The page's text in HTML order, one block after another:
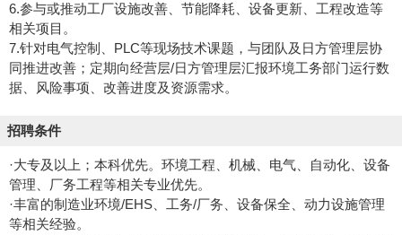
6.参与或推动工厂设施改善、节能降耗、设备更新、工程改造等
相关项目。
7.针对电气控制、PLC等现场技术课题，与团队及日方管理层协
同推进改善；定期向经营层/日方管理层汇报环境工务部门运行数
据、风险事项、改善进度及资源需求。
招聘条件
·大专及以上；本科优先。环境工程、机械、电气、自动化、设备
管理、厂务工程等相关专业优先。
·丰富的制造业环境/EHS、工务/厂务、设备保全、动力设施管理
等相关经验。